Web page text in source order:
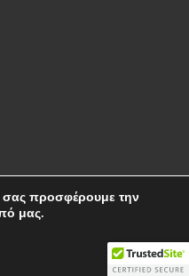
σας προσφέρουμε την
μας.